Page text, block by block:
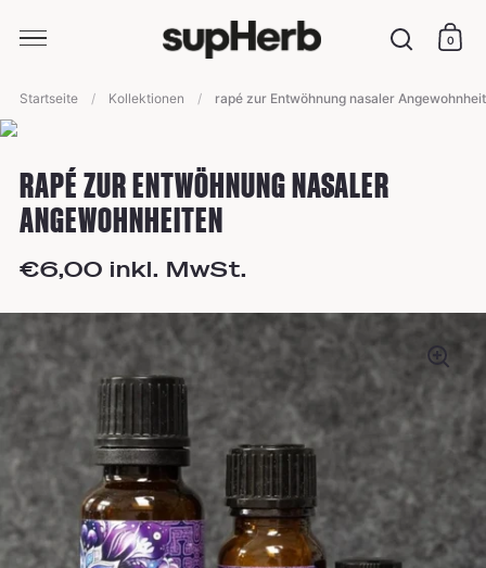
Suche
0
Startseite / Kollektionen / rapé zur Entwöhnung nasaler
RAPÉ ZUR ENTWÖHNUNG NASALER
ANGEWOHNHEITEN
€6,00 inkl. MwSt.
voriges Produkt / nächstes Produkt